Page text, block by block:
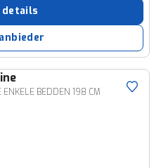
details
BEDDEN 198 CM